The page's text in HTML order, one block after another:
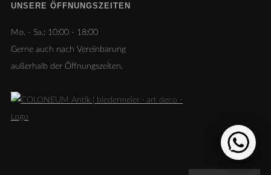
UNSERE ÖFFNUNGSZEITEN
Mo. - Sa.: 10:00 - 18:00
Gerne auch nach Vereinbarung
außerhalb der Öffnungszeiten.